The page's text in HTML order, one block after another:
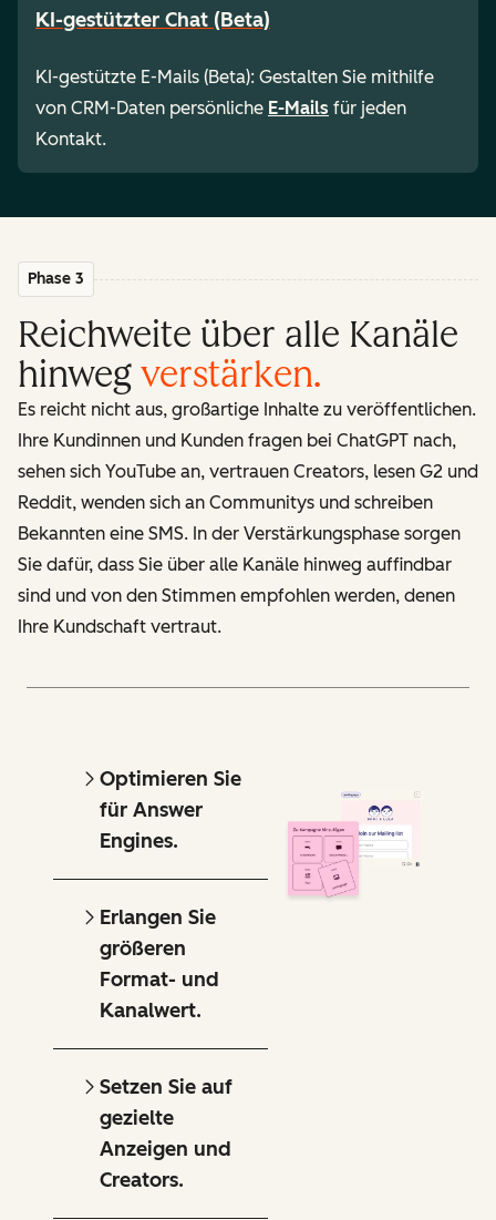
KI-gestützter Chat (Beta)
KI-gestützte E-Mails (Beta): Gestalten Sie mithilfe
von CRM-Daten persönliche E-Mails für jeden
Kontakt.
Phase 3
Reichweite über alle Kanäle
hinweg verstärken.
Es reicht nicht aus, großartige Inhalte zu veröffentlichen.
Ihre Kundinnen und Kunden fragen bei ChatGPT nach,
sehen sich YouTube an, vertrauen Creators, lesen G2 und
Reddit, wenden sich an Communitys und schreiben
Bekannten eine SMS. In der Verstärkungsphase sorgen
Sie dafür, dass Sie über alle Kanäle hinweg auffindbar
sind und von den Stimmen empfohlen werden, denen
Ihre Kundschaft vertraut.
Optimieren Sie
für Answer
Engines.
Erlangen Sie
größeren
Format- und
Kanalwert.
Setzen Sie auf
gezielte
Anzeigen und
Creators.